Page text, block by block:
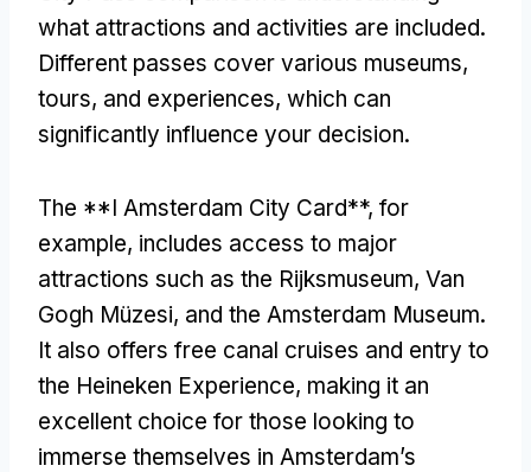
what attractions and activities are included.
Different passes cover various museums,
tours, and experiences, which can
significantly influence your decision.
The **I Amsterdam City Card**, for
example, includes access to major
attractions such as the Rijksmuseum, Van
Gogh Müzesi, and the Amsterdam Museum.
It also offers free canal cruises and entry to
the Heineken Experience, making it an
excellent choice for those looking to
immerse themselves in Amsterdam’s